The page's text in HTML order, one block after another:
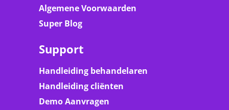
Algemene Voorwaarden
Super Blog
Support
Handleiding behandelaren
Handleiding cliënten
Demo Aanvragen